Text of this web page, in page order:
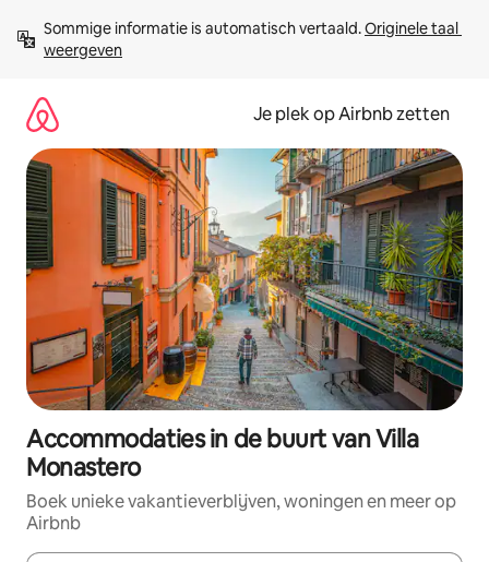
direct
naar
Sommige informatie is automatisch vertaald. Originele taal
weergeven
Je plek op Airbnb zetten
Accommodaties in de buurt van Villa
Monastero
Boek unieke vakantieverblijven, woningen en meer op
Airbnb